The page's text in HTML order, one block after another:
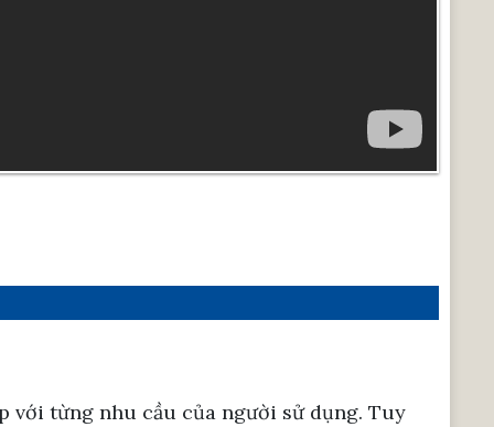
với từng nhu cầu của người sử dụng. Tuy